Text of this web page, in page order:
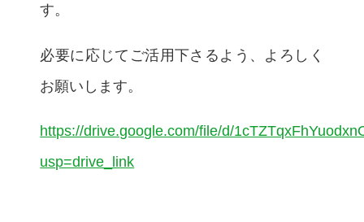
す。
必要に応じてご活用下さるよう、よろしく
お願いします。
https://drive.google.com/file/d/
usp=drive_link